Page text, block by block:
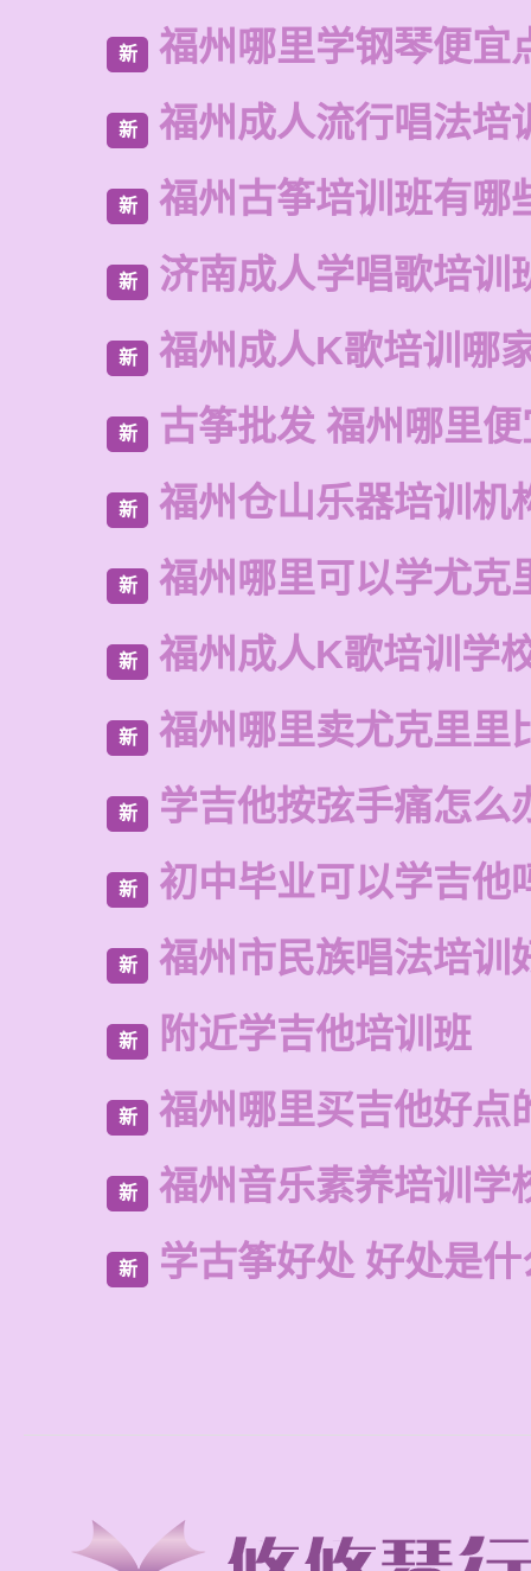
新 福州哪里学钢琴便宜
新 福州成人流行唱法培
新 福州古筝培训班有哪
新 济南成人学唱歌培训
新 福州成人K歌培训哪
新 古筝批发 福州哪里
新 福州仓山乐器培训机
新 福州哪里可以学尤克
新 福州成人K歌培训学
新 福州哪里卖尤克里里
新 学吉他按弦手痛怎么
新 初中毕业可以学吉他
新 福州市民族唱法培训
新 附近学吉他培训班
新 福州哪里买吉他好点
新 福州音乐素养培训学
新 学古筝好处 好处是什